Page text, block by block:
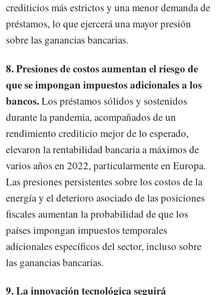
crediticios más estrictos y una menor demanda de
préstamos, lo que ejercerá una mayor presión
sobre las ganancias bancarias.
8. Presiones de costos aumentan el riesgo de
que se impongan impuestos adicionales a los
bancos.Los préstamos sólidos y sostenidos
durante la pandemia, acompañados de un
rendimiento crediticio mejor de lo esperado,
elevaron la rentabilidad bancaria a máximos de
varios años en 2022, particularmente en Europa.
Las presiones persistentes sobre los costos de la
energía y el deterioro asociado de las posiciones
fiscales aumentan la probabilidad de que los
países impongan impuestos temporales
adicionales específicos del sector, incluso sobre
las ganancias bancarias.
9. La innovación tecnológica seguirá